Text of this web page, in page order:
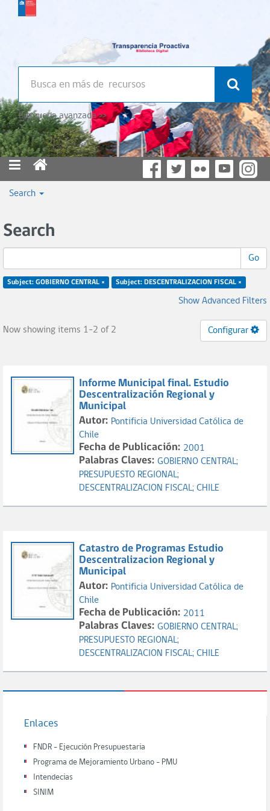
Búsqueda avanzada >>
Search
Search
Go
Subject: GOBIERNO CENTRAL × Subject: DESCENTRALIZACION FISCAL ×
Show Advanced Filters
Now showing items 1-2 of 2 Configurar
Informe Municipal final. Estudio
Descentralización Regional y
Municipal
Autor: Pontificia Universidad Católica de
Chile
Fecha de Publicación: 2001
Palabras Claves: GOBIERNO CENTRAL;
PRESUPUESTO REGIONAL;
DESCENTRALIZACION FISCAL; CHILE
Catastro de Programas Estudio
Descentralizacion Regional y
Municipal
Autor: Pontificia Universidad Católica de
Chile
Fecha de Publicación: 2011
Palabras Claves: GOBIERNO CENTRAL;
PRESUPUESTO REGIONAL;
DESCENTRALIZACION FISCAL; CHILE
Enlaces
FNDR - Ejecución Presupuestaria
Programa de Mejoramiento Urbano - PMU
Intendecias
SINIM